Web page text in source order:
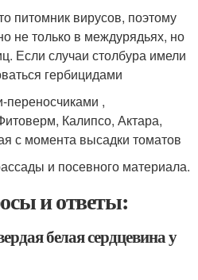
питомник вирусов, поэтому
не только в междурядьях, но
Если случаи столбура имели
гербицидами
,
Калипсо, Актара,
с момента высадки томатов
и посевного материала.
и ответы:
белая сердцевина у